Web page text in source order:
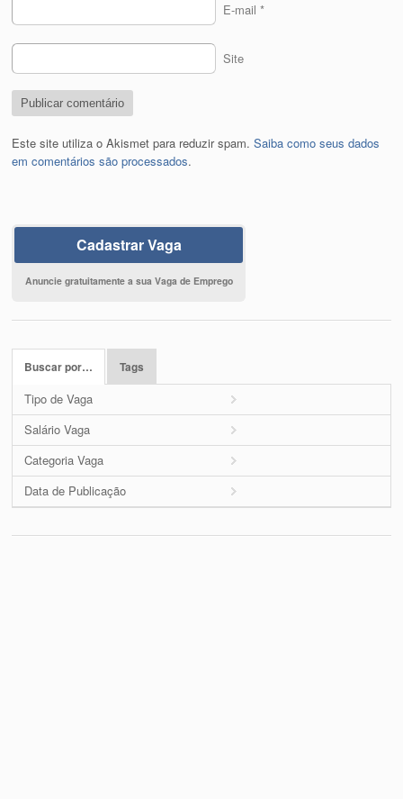
E-mail *
Site
Este site utiliza o Akismet para reduzir spam.Saiba como seus dados
em comentários são processados.
Cadastrar Vaga
Anuncie gratuitamente a sua Vaga de Emprego
Buscar por… Tags
Tipo de Vaga
Salário Vaga
Categoria Vaga
Data de Publicação